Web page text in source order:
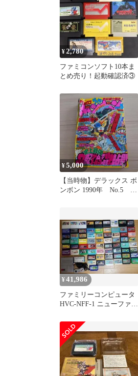
¥2,780
ファミコンソフト10本ま
とめ売り！起動確認済③
¥5,000
【当時物】デラックス ボ
ンボン 1990年 No.5 武
¥41,986
ファミリーコンピュータ
HVC-NFF-1 ニューファミ